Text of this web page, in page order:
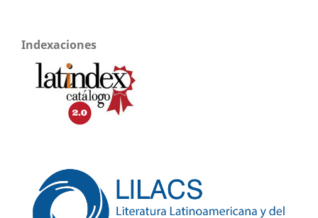
Indexaciones